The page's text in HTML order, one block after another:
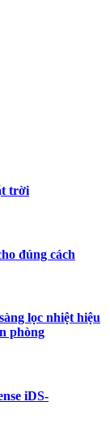
trời
đúng cách
lọc nhiệt hiệu
phòng
iDS-